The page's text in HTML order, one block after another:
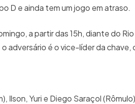
D e ainda tem um jogo em atraso.
a partir das 15h, diante do
adversário é o vice-líder da
Ilson, Yuri e Diego Saraçol